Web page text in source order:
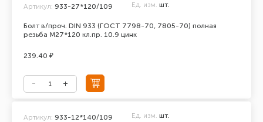
Болт в/проч. DIN 933 (ГОСТ 7798-70, 7805-70) полная
резьба М27*120 кл.пр. 10.9 цинк
Артикул: 933-27*120/109 Ед. изм. шт.
239.40 ₽
Артикул: 933-12*140/109 Ед. изм. шт.